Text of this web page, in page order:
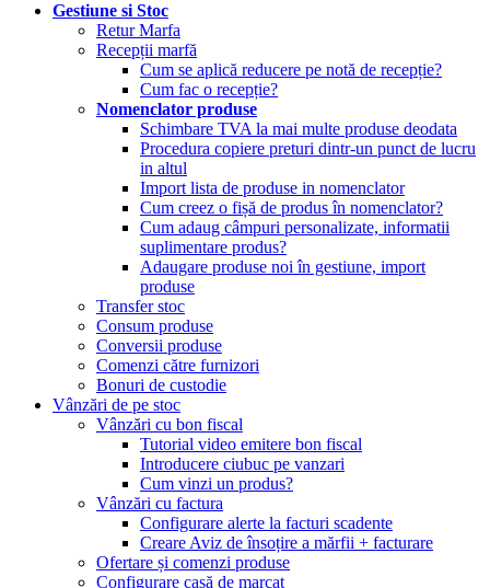
Gestiune si Stoc
Retur Marfa
Recepții marfă
Cum se aplică reducere pe notă de recepție?
Cum fac o recepție?
Nomenclator produse
Schimbare TVA la mai multe produse deodata
Procedura copiere preturi dintr-un punct de lucru
in altul
Import lista de produse in nomenclator
Cum creez o fișă de produs în nomenclator?
Cum adaug câmpuri personalizate, informatii
suplimentare produs?
Adaugare produse noi în gestiune, import
produse
Transfer stoc
Consum produse
Conversii produse
Comenzi către furnizori
Bonuri de custodie
Vânzări de pe stoc
Vânzări cu bon fiscal
Tutorial video emitere bon fiscal
Introducere ciubuc pe vanzari
Cum vinzi un produs?
Vânzări cu factura
Configurare alerte la facturi scadente
Creare Aviz de însoțire a mărfii + facturare
Ofertare și comenzi produse
Configurare casă de marcat